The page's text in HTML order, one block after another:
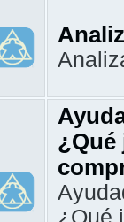
¿Qué
¿Qué